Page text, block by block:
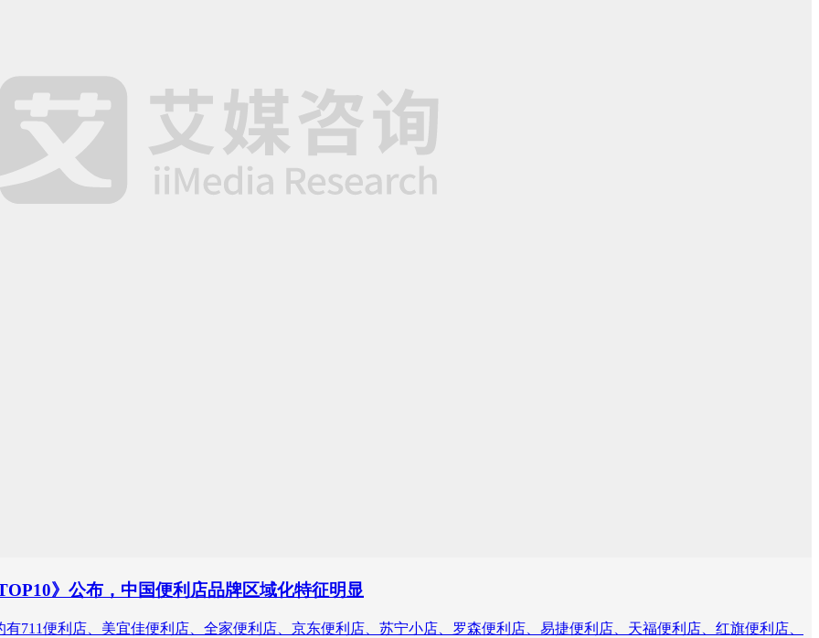
》公布，中国便利店品牌区域化特征明显
711便利店、美宜佳便利店、全家便利店、京东便利店、苏宁小店、罗森便利店、易捷便利店、天福便利店、红旗便利店、